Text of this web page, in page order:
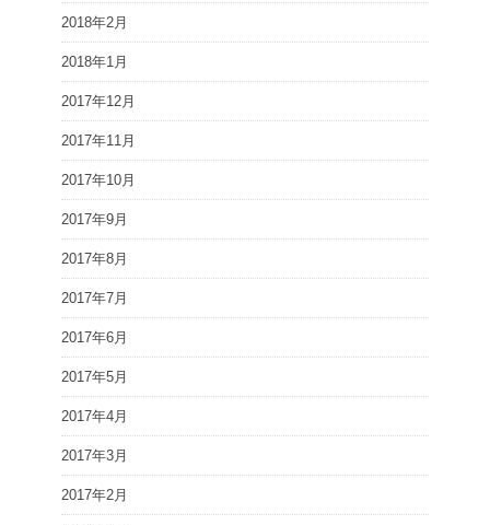
2018年2月
2018年1月
2017年12月
2017年11月
2017年10月
2017年9月
2017年8月
2017年7月
2017年6月
2017年5月
2017年4月
2017年3月
2017年2月